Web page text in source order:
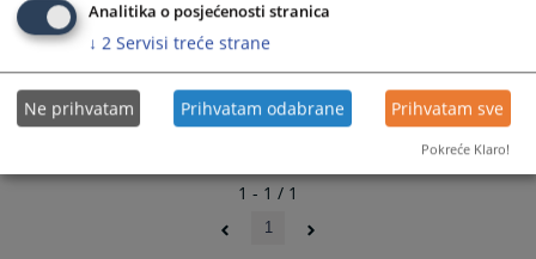
1 - 1 / 1
1
Analitika o posjećenosti stranica
↓ 2 Servisi treće strane
Ne prihvatam Prihvatam odabrane Prihvatam sve
Pokreće Klaro!